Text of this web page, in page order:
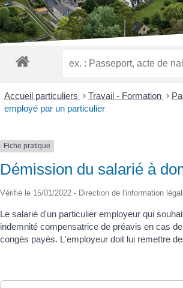
qui
utilisent
un
lecteur
d'écran ;
sur
Ctrl-
ouvrir
menu
Accueil particuliers > Travail - Formation >
employé par un particulier
Fiche pratique
Démission du salarié à
Vérifié le 15/01/2022 - Direction de l'information
Le salarié d'un particulier employeur qui
indemnité compensatrice de préavis en cas
congés payés. L'employeur doit lui remettre